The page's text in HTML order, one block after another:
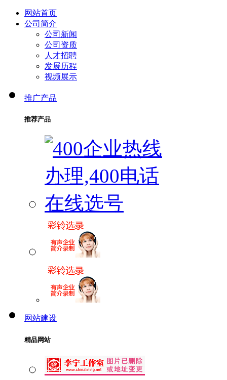
网站首页
公司简介
公司新闻
公司资质
人才招聘
发展历程
视频展示
推广产品
推荐产品
网站建设
精品网站